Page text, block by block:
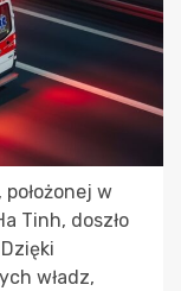
w
Tinh, doszło
władz,